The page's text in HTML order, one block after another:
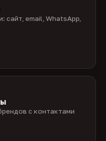
сайт, email, WhatsApp,
с контактами